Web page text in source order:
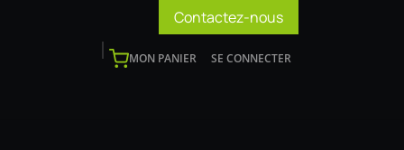
Contactez-nous
MON PANIER SE CONNECTER